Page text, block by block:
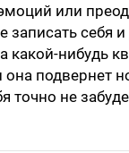
или
записать себя
какой-нибудь
подвернет
точно не